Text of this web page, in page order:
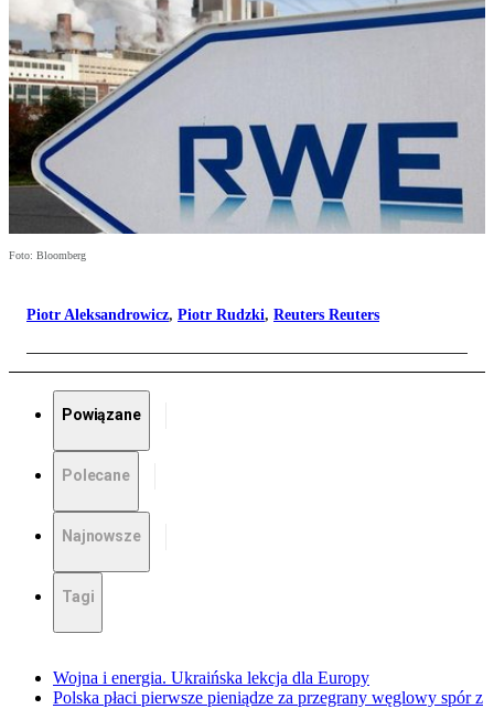
Foto: Bloomberg
Piotr Aleksandrowicz, Piotr Rudzki, Reuters Reuters
Powiązane
Polecane
Najnowsze
Tagi
Wojna i energia. Ukraińska lekcja dla Europy
Polska płaci pierwsze pieniądze za przegrany węglowy spór z